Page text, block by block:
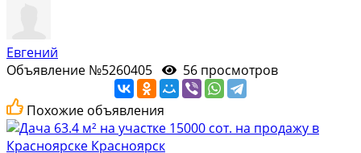
Евгений
Объявление №5260405
56 просмотров
Похожие объявления